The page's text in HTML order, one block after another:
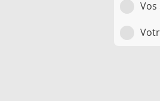
Vos